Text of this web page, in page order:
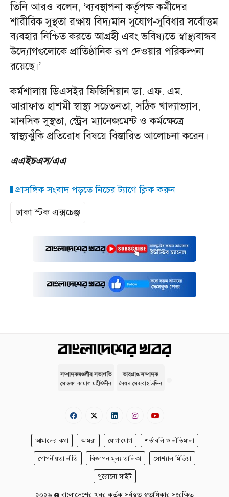
তিনি আরও বলেন, ‘ব্যবস্থাপনা কর্তৃপক্ষ কর্মীদের
শারীরিক সুস্থতা রক্ষায় বিদ্যমান সুযোগ-সুবিধার সর্বোত্তম
ব্যবহার নিশ্চিত করতে আগ্রহী এবং ভবিষ্যতে স্বাস্থ্যবান্ধব
উদ্যোগগুলোকে প্রাতিষ্ঠানিক রূপ দেওয়ার পরিকল্পনা
রয়েছে।’
কর্মশালায় ডিএসইর ফিজিশিয়ান ডা. এফ. এম.
আরাফাত হাশমী স্বাস্থ্য সচেতনতা, সঠিক খাদ্যাভ্যাস,
মানসিক সুস্থতা, স্ট্রেস ম্যানেজমেন্ট ও কর্মক্ষেত্রে
স্বাস্থ্যঝুঁকি প্রতিরোধ বিষয়ে বিস্তারিত আলোচনা করেন।
এএইচএস/এএ
প্রাসঙ্গিক সংবাদ পড়তে নিচের ট্যাগে ক্লিক করুন
ঢাকা স্টক এক্সচেঞ্জ
সম্পাদকমণ্ডলীর সভাপতি
মোস্তফা কামাল মহীউদ্দীন
ভারপ্রাপ্ত সম্পাদক
সৈয়দ মেজবাহ উদ্দিন
আমাদের কথা আমরা যোগাযোগ শর্তাবলি ও নীতিমালা
গোপনীয়তা নীতি বিজ্ঞাপন মূল্য তালিকা সোশ্যাল মিডিয়া
পুরোনো সাইট
২০২৬ বাংলাদেশের খবর কর্তৃক সর্বস্বত্ব স্বত্বাধিকার সংরক্ষিত